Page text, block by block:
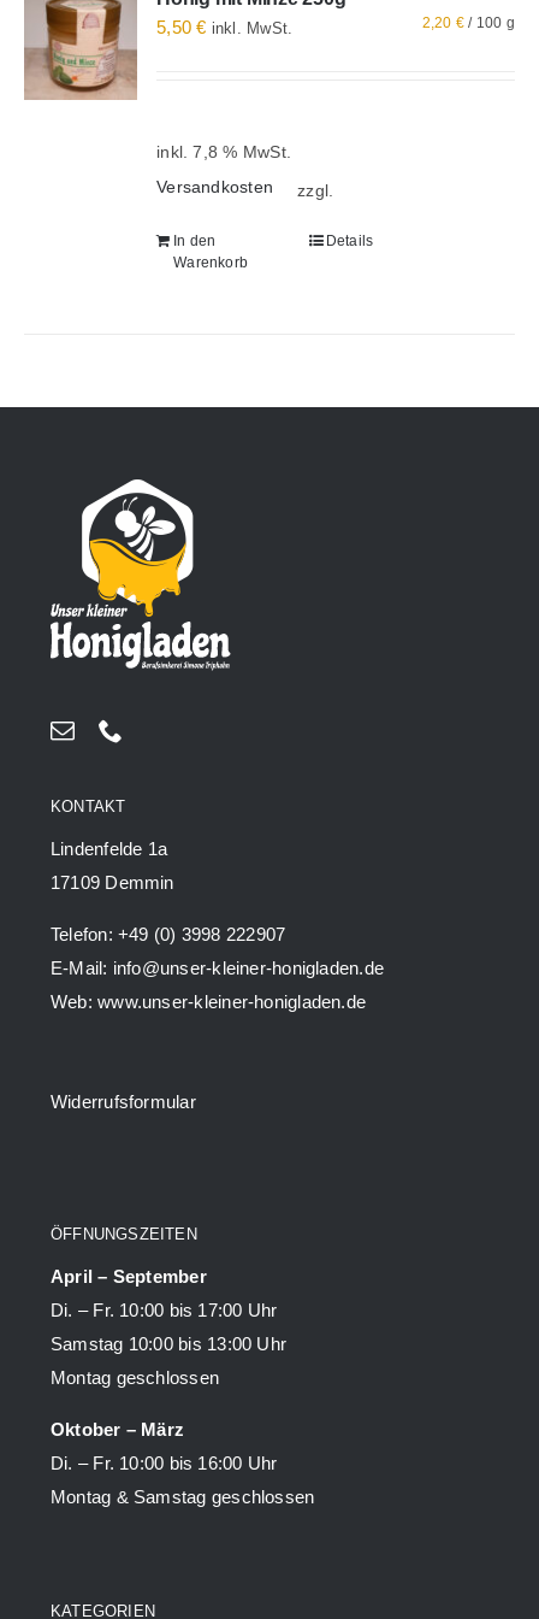
Alle Produkte
5,50€ inkl. MwSt. 2,20 € / 100 g
inkl. 7,8 % MwSt.
zzgl.
Versandkosten
In den
Warenkorb
Details
KONTAKT
Lindenfelde 1a
17109 Demmin
Telefon: +49 (0) 3998 222907
E-Mail: info@unser-kleiner-honigladen.de
Web: www.unser-kleiner-honigladen.de
Widerrufsformular
ÖFFNUNGSZEITEN
April – September
Di. – Fr. 10:00 bis 17:00 Uhr
Samstag 10:00 bis 13:00 Uhr
Montag geschlossen
Oktober – März
Di. – Fr. 10:00 bis 16:00 Uhr
Montag & Samstag geschlossen
KATEGORIEN